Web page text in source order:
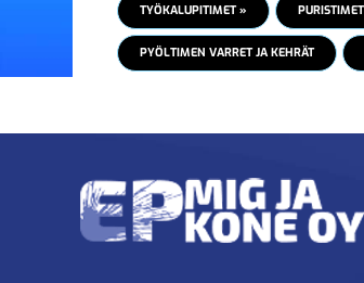
TYÖKALUPITIMET »
PYÖLTIMEN VARRET JA KEHRÄT